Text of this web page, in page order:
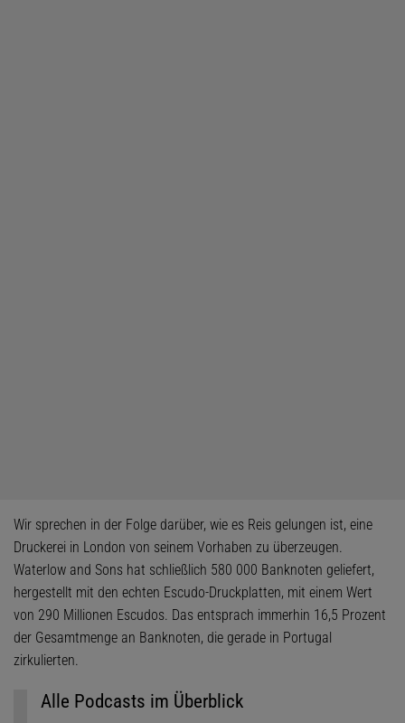
Wir sprechen in der Folge darüber, wie es Reis gelungen ist, eine
Druckerei in London von seinem Vorhaben zu überzeugen.
Waterlow and Sons hat schließlich 580 000 Banknoten geliefert,
hergestellt mit den echten Escudo-Druckplatten, mit einem Wert
von 290 Millionen Escudos. Das entsprach immerhin 16,5 Prozent
der Gesamtmenge an Banknoten, die gerade in Portugal
zirkulierten.
Alle Podcasts im Überblick